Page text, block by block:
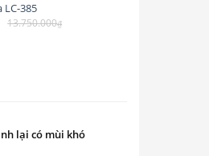
LC-385
13.750.000₫
lại có mùi khó